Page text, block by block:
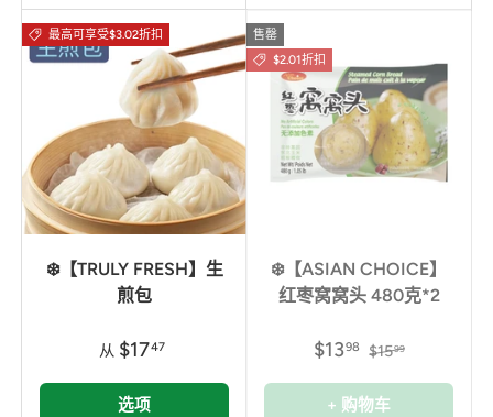
最高可享受$3.02折扣
❄️【TRULY FRESH】生
煎包
从 $1747
选项
售罄
$2.01折扣
❄️【ASIAN CHOICE】
红枣窝窝头 480克*2
$1398 $1599
+ 购物车